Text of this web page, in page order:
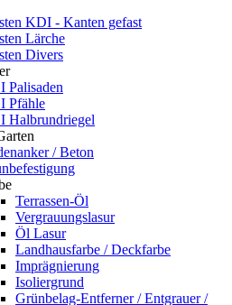
KDI - Kanten gefast
Lärche
Divers
Palisaden
Pfähle
Halbrundriegel
/ Beton
Terrassen-Öl
Vergrauungslasur
Öl Lasur
Landhausfarbe / Deckfarbe
Imprägnierung
Isoliergrund
Grünbelag-Entferner / Entgrauer /